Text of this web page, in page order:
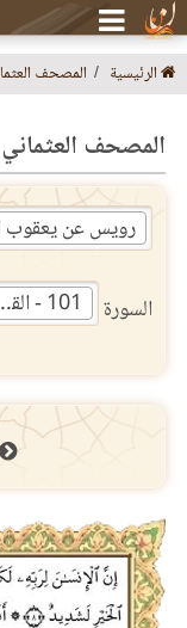
الرئيسية المصحف
المصحف العثماني
رويس عن يعقوب
السورة 101 -